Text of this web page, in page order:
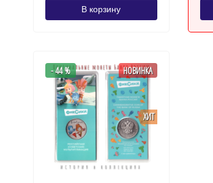
В корзину
ХИТ
- 44 % НОВИНКА